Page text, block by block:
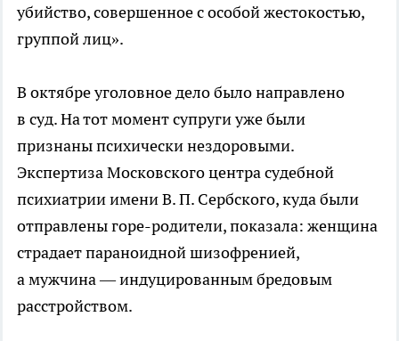
убийство, совершенное с особой жестокостью,
группой лиц».
В октябре уголовное дело было направлено
в суд. На тот момент супруги уже были
признаны психически нездоровыми.
Экспертиза Московского центра судебной
психиатрии имениВ. П. Сербского, куда были
отправленыгоре-родители, показала: женщина
страдает параноидной шизофренией,
а мужчина — индуцированным бредовым
расстройством.